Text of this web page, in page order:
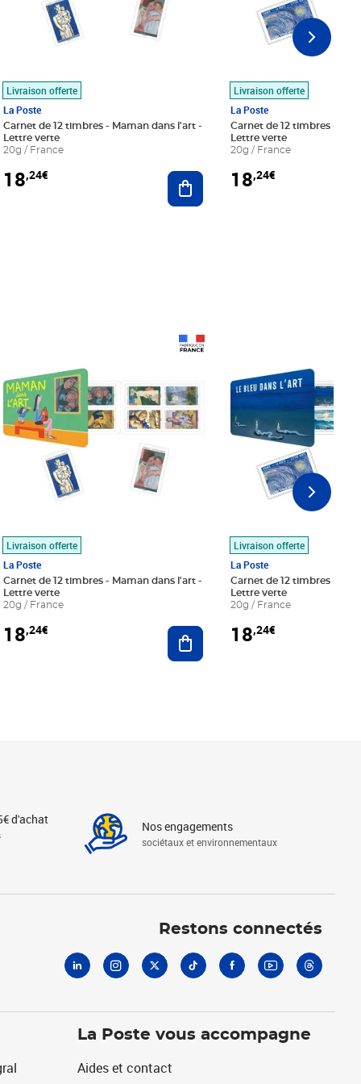
au panier
Livraison offerte
La Poste
Carnet de 12 timbres - Maman dans l'art -
Lettre verte
20g / France
18,24€ Ajouter au panier
Livraison offerte
La Poste
Carnet de 12 timbres - Le
Lettre verte
20g / France
18,24€
au panier
Livraison offerte
La Poste
Carnet de 12 timbres - Maman dans l'art -
Lettre verte
20g / France
18,24€ Ajouter au panier
Livraison offerte
La Poste
Carnet de 12 timbres - Le
Lettre verte
20g / France
18,24€
d'achat Nos engagements
sociétaux et environnementaux
Restons connectés
La Poste vous accompagne
Aides et contact